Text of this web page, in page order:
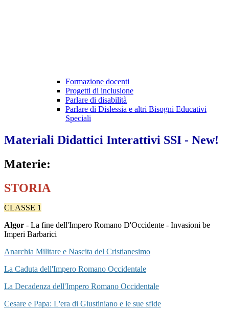
Formazione docenti
Progetti di inclusione
Parlare di disabilità
Parlare di Dislessia e altri Bisogni Educativi
Speciali
Materiali Didattici Interattivi SSI - New!
Materie:
STORIA
CLASSE 1
Algor - La fine dell'Impero Romano D'Occidente - Invasioni be
Imperi Barbarici
Anarchia Militare e Nascita del Cristianesimo
La Caduta dell'Impero Romano Occidentale
La Decadenza dell'Impero Romano Occidentale
Cesare e Papa: L'era di Giustiniano e le sue sfide